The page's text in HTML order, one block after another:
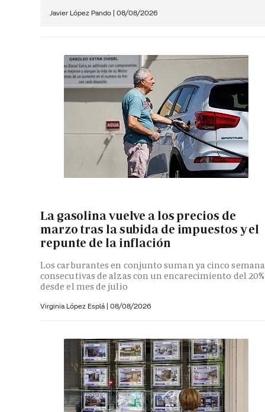
Javier López Pando | 08/08/2026
La gasolina vuelve a los precios de
marzo tras la subida de impuestos y el
repunte de la inflación
Los carburantes en conjunto suman ya cinco
consecutivas de alzas con un encarecimiento del 20%
desde el mes de julio
Virginia López Esplá | 08/08/2026